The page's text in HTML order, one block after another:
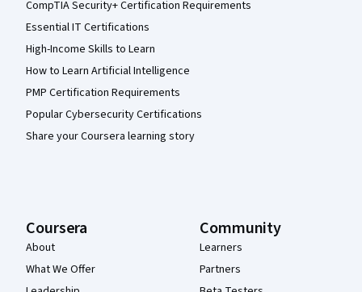
CompTIA Security+ Certification Requirements
Essential IT Certifications
High-Income Skills to Learn
How to Learn Artificial Intelligence
PMP Certification Requirements
Popular Cybersecurity Certifications
Share your Coursera learning story
Coursera
About
What We Offer
Community
Learners
Partners